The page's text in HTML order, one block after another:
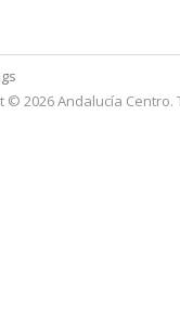
© 2026 Andalucía